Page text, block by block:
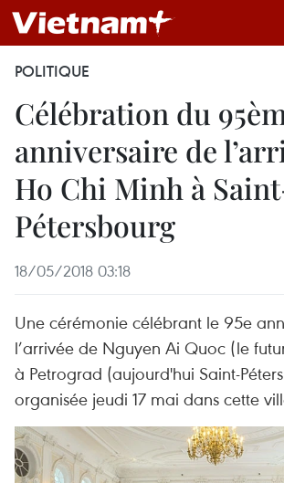
POLITIQUE
Célébration du
anniversaire de
Ho Chi Minh à
Pétersbourg
18/05/2018 03:18
Une cérémonie célébrant le 95e
l’arrivée de Nguyen Ai Quoc (le
à Petrograd (aujourd'hui Saint-
organisée jeudi 17 mai dans cette